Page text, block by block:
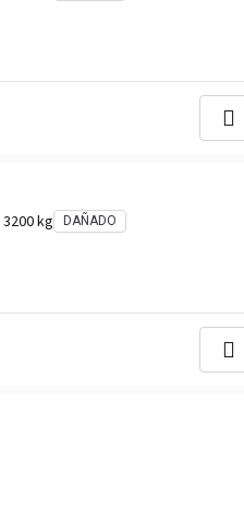
3200 kg DAÑADO